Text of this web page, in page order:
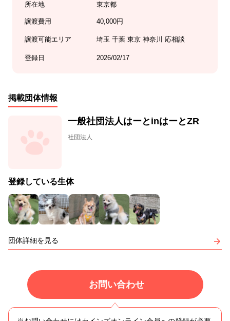
所在地 東京都
譲渡費用 40,000円
譲渡可能エリア 埼玉 千葉 東京 神奈川 応相談
登録日 2026/02/17
掲載団体情報
一般社団法人はーとinはーとZR
社団法人
登録している生体
団体詳細を見る
お問い合わせ